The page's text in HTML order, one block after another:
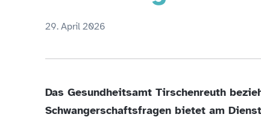
29. April 2026
Das Gesundheitsamt Tirschenreuth
Schwangerschaftsfragen bietet am